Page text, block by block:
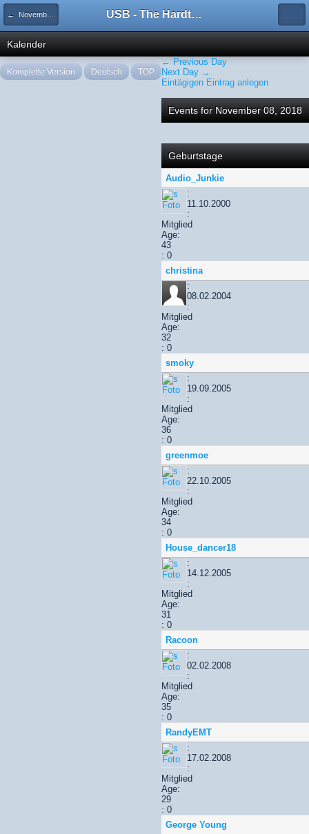
← November 2018 USB - The Hardtechno Family
Kalender
← Previous Day
Next Day →
Eintägigen Eintrag anlegen
Events for November 08, 2018
Geburtstage
Audio_Junkie
:
11.10.2000
:
Mitglied
Age:
43
: 0
christina
:
08.02.2004
:
Mitglied
Age:
32
: 0
smoky
:
19.09.2005
:
Mitglied
Age:
36
: 0
greenmoe
:
22.10.2005
:
Mitglied
Age:
34
: 0
House_dancer18
:
14.12.2005
:
Mitglied
Age:
31
: 0
Racoon
:
02.02.2008
:
Mitglied
Age:
35
: 0
RandyEMT
:
17.02.2008
:
Mitglied
Age:
29
: 0
George Young
Komplette Version Deutsch TOP